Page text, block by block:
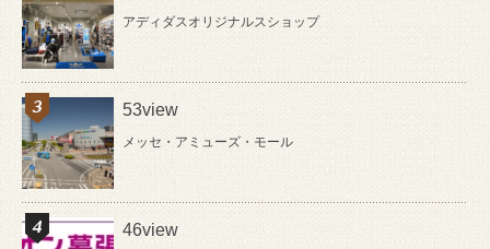
アディダスオリジナルスショップ
53view
メッセ・アミューズ・モール
46view